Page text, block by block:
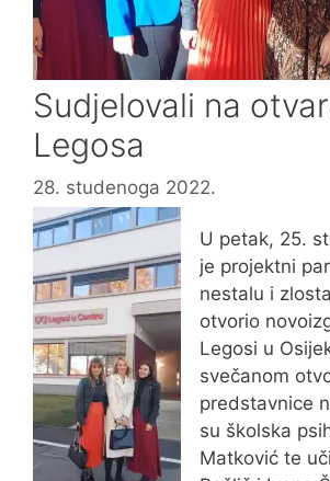
Sudjelovali na
Legosa
28. studenoga 2022.
U petak, 25.
je projektni
nestalu i
otvorio
Legosi u
svečanom
predstavnice
su školska
Matković te